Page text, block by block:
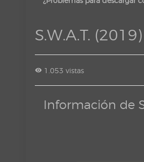
S.W.A.T.
1.053 vistas
Información de